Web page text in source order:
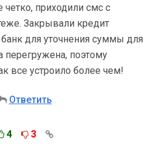
четко, приходили смс с
Закрывали кредит
для уточнения суммы для
перегружена, поэтому
все устроило более чем!
Ответить
4 3